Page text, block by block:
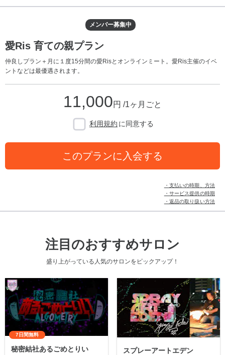
メンバー募集中
愛Ris 育ての親プラン
仲良しプラン＋月に１度15分間の愛Risとオンラインミート。愛Ris主催のイベ
ントなどは最優遇されます。
11,000円 /1ヶ月ごと
利用規約 に同意する
このプランに入会する
・支払いの時期、方法
・サービス提供の時期
・返品の取り扱い方法
注目のおすすめサロン
盛り上がっている人気のサロンをピックアップ！
7日間無料
秘密結社あるごめとりい スプレーアートエデン